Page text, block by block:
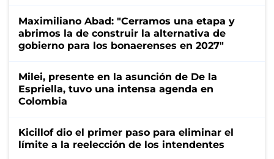
Maximiliano Abad: "Cerramos una etapa y
abrimos la de construir la alternativa de
gobierno para los bonaerenses en 2027"
Milei, presente en la asunción de De la
Espriella, tuvo una intensa agenda en
Colombia
Kicillof dio el primer paso para eliminar el
límite a la reelección de los intendentes